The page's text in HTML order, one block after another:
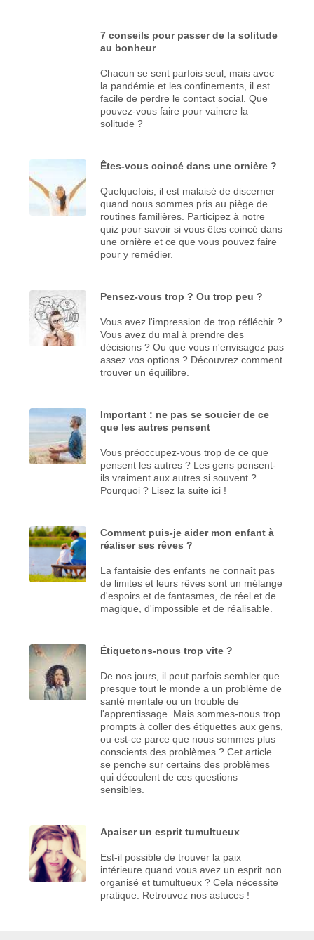
7 conseils pour passer de la solitude
au bonheur
Chacun se sent parfois seul, mais avec
la pandémie et les confinements, il est
facile de perdre le contact social. Que
pouvez-vous faire pour vaincre la
solitude ?
Êtes-vous coincé dans une ornière ?
Quelquefois, il est malaisé de discerner
quand nous sommes pris au piège de
routines familières. Participez à notre
quiz pour savoir si vous êtes coincé dans
une ornière et ce que vous pouvez faire
pour y remédier.
Pensez-vous trop ? Ou trop peu ?
Vous avez l'impression de trop réfléchir ?
Vous avez du mal à prendre des
décisions ? Ou que vous n'envisagez pas
assez vos options ? Découvrez comment
trouver un équilibre.
Important : ne pas se soucier de ce
que les autres pensent
Vous préoccupez-vous trop de ce que
pensent les autres ? Les gens pensent-
ils vraiment aux autres si souvent ?
Pourquoi ? Lisez la suite ici !
Comment puis-je aider mon enfant à
réaliser ses rêves ?
La fantaisie des enfants ne connaît pas
de limites et leurs rêves sont un mélange
d'espoirs et de fantasmes, de réel et de
magique, d'impossible et de réalisable.
Étiquetons-nous trop vite ?
De nos jours, il peut parfois sembler que
presque tout le monde a un problème de
santé mentale ou un trouble de
l'apprentissage. Mais sommes-nous trop
prompts à coller des étiquettes aux gens,
ou est-ce parce que nous sommes plus
conscients des problèmes ? Cet article
se penche sur certains des problèmes
qui découlent de ces questions
sensibles.
Apaiser un esprit tumultueux
Est-il possible de trouver la paix
intérieure quand vous avez un esprit non
organisé et tumultueux ? Cela nécessite
pratique. Retrouvez nos astuces !